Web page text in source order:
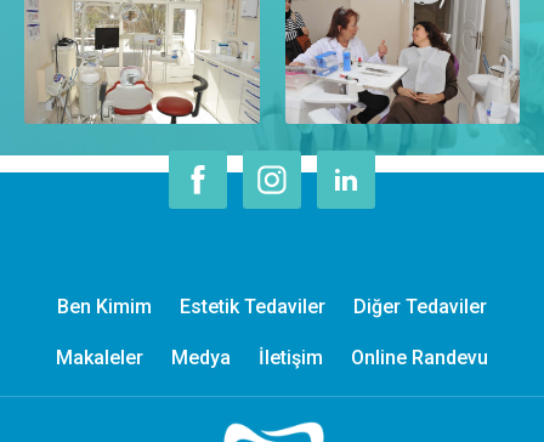
Ben Kimim Estetik Tedaviler Diğer Tedaviler
Makaleler Medya İletişim Online Randevu